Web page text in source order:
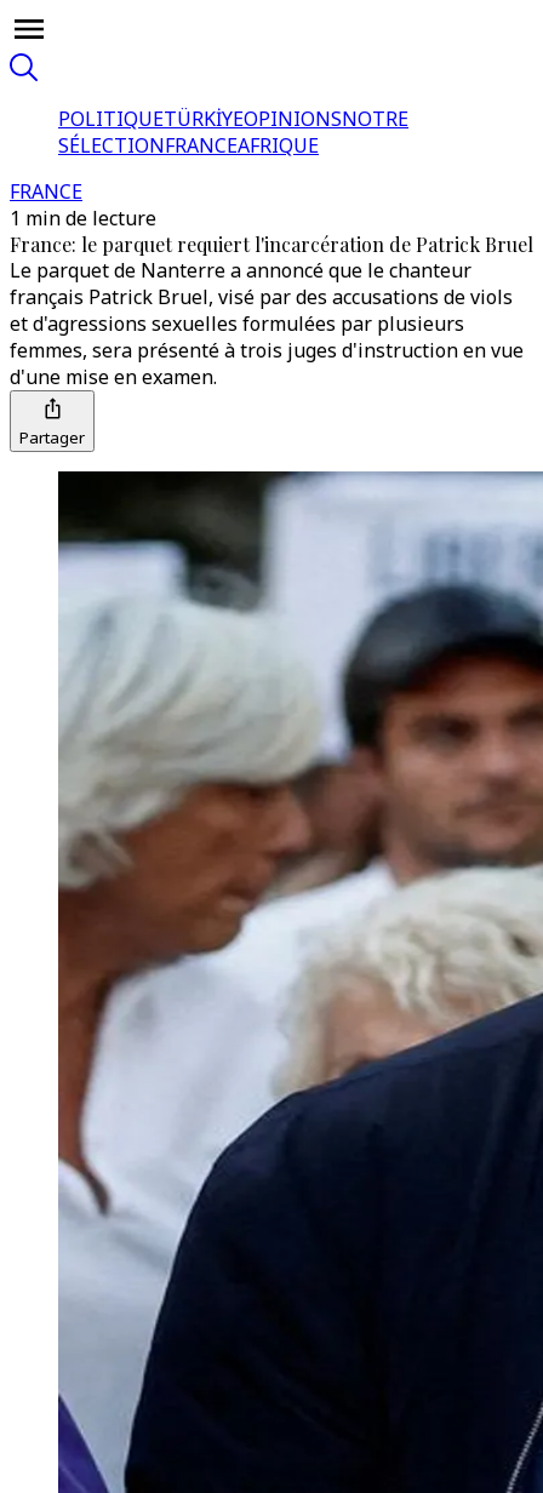
POLITIQUETÜRKİYEOPINIONSNOTRE
SÉLECTIONFRANCEAFRIQUE
FRANCE
1 min de lecture
France: le parquet requiert l'incarcération de Patrick Bruel
Le parquet de Nanterre a annoncé que le chanteur
français Patrick Bruel, visé par des accusations de viols
et d'agressions sexuelles formulées par plusieurs
femmes, sera présenté à trois juges d'instruction en vue
d'une mise en examen.
Partager